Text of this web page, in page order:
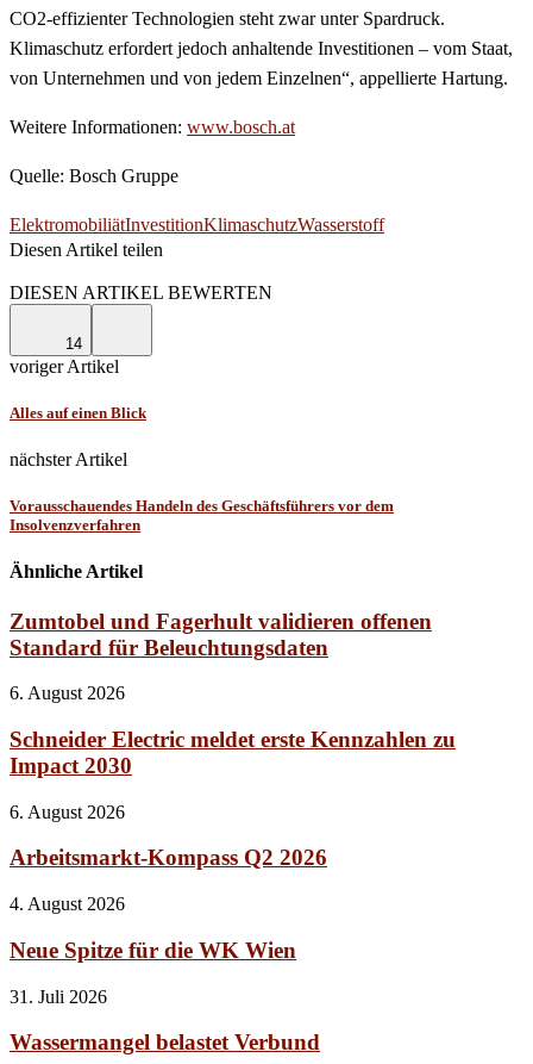
CO2-effizienter Technologien steht zwar unter Spardruck.
Klimaschutz erfordert jedoch anhaltende Investitionen – vom Staat,
von Unternehmen und von jedem Einzelnen“, appellierte Hartung.
Weitere Informationen: www.bosch.at
Quelle: Bosch Gruppe
ElektromobiliätInvestitionKlimaschutzWasserstoff
Diesen Artikel teilen
DIESEN ARTIKEL BEWERTEN
14
voriger Artikel
Alles auf einen Blick
nächster Artikel
Vorausschauendes Handeln des Geschäftsführers vor dem
Insolvenzverfahren
Ähnliche Artikel
Zumtobel und Fagerhult validieren offenen
Standard für Beleuchtungsdaten
6. August 2026
Schneider Electric meldet erste Kennzahlen zu
Impact 2030
6. August 2026
Arbeitsmarkt-Kompass Q2 2026
4. August 2026
Neue Spitze für die WK Wien
31. Juli 2026
Wassermangel belastet Verbund